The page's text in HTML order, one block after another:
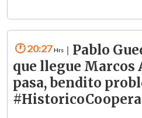
20:27
Pablo
que llegue Marcos
pasa, bendito